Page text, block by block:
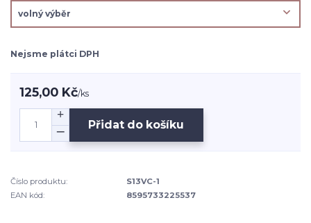
Nejsme plátci DPH
125,00 Kč/ks
Přidat do košíku
Číslo produktu:
S13VC-1
EAN kód:
8595733225537